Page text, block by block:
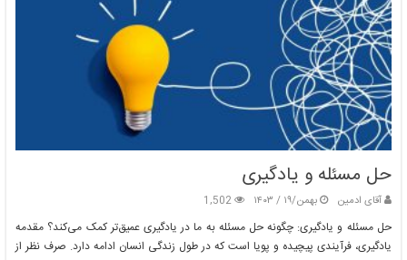
حل مسئله و یادگیری
آقای ادمین بهمن/۱۹ / ۱۴۰۳ 1,502
حل مسئله و یادگیری: چگونه حل مسئله به ما در یادگیری عمیق‌تر کمک می‌کند؟ مقدمه
یادگیری، فرآیندی پیچیده و پویا است که در طول زندگی انسان ادامه دارد. صرف نظر از